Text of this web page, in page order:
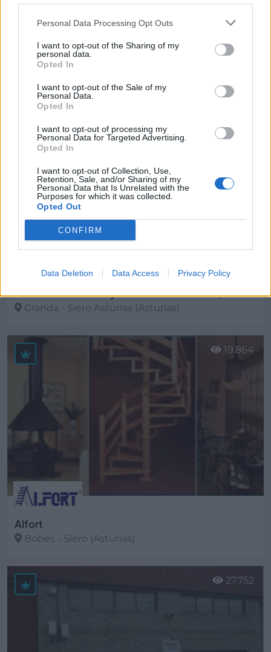
Personal Data Processing Opt Outs
I want to opt-out of the Sharing of my
personal data.
Opted In
I want to opt-out of the Sale of my
Personal Data.
Opted In
I want to opt-out of processing my
Personal Data for Targeted Advertising.
Opted In
I want to opt-out of Collection, Use,
Retention, Sale, and/or Sharing of my
Personal Data that Is Unrelated with the
Purposes for which it was collected.
Opted Out
CONFIRM
Data Deletion Data Access Privacy Policy
* Audi Tartiere Auto, S.L. LUGONES
Ver más
* Metalasa Metales y Laminados de Hierro, S.A.
Granda - Siero Asturias (Asturias)
Ver más
Alfort
Bobes - Siero (Asturias)
Ver más
19.864
27.752